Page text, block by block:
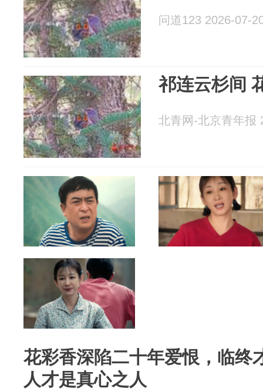
问道123 2026-07-
祁连云杉间
北青网-北京青年报
花彩香深陷二十年爱恨，临终
人才是真心之人